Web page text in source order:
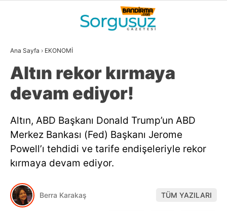
31.4
BALIKESIR
GALERİ VİDEO
SİYASET
EKONOMİ
SPOR
MAGAZİN
EĞİTİM
Ana Sayfa › EKONOMİ
Altın rekor kırmaya
devam ediyor!
Altın, ABD Başkanı Donald Trump’un ABD
Merkez Bankası (Fed) Başkanı Jerome
Powell’ı tehdidi ve tarife endişeleriyle rekor
kırmaya devam ediyor.
Berra Karakaş TÜM YAZILARI